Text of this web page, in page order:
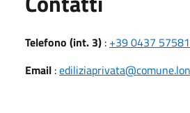
Telefono (int. 3) : +39 0437
Email :